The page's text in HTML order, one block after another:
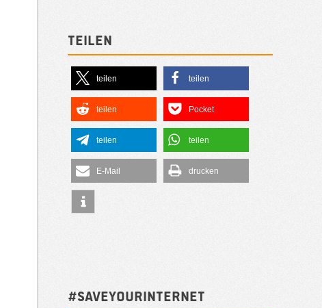
Teilen
teilen teilen
teilen Pocket
teilen teilen
E-Mail drucken
#SAVEYOURINTERNET